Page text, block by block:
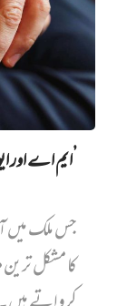
’ایم اے اور
جس ملک میں
کا مشکل